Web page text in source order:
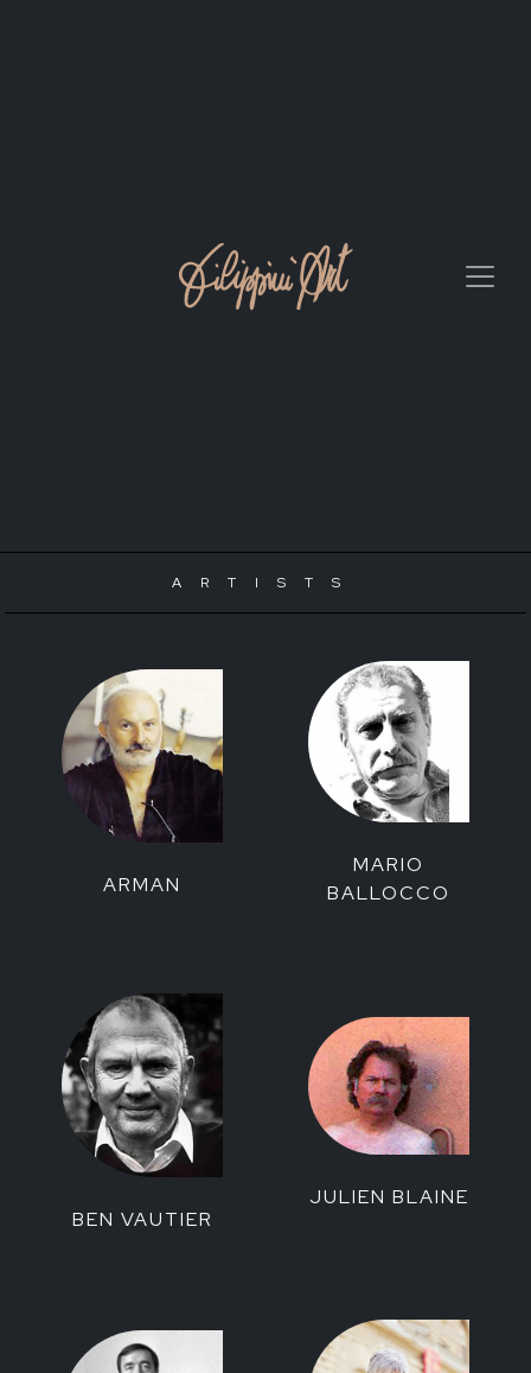
ARTISTS
ARMAN
MARIO
BALLOCCO
BEN VAUTIER
JULIEN BLAINE